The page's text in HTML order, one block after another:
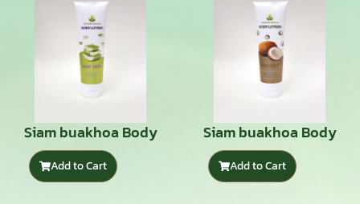
Siam buakhoa Body
Lotion Aloe Vera
Add to Cart
Siam buakhoa Body
Lotion Coconut
Add to Cart